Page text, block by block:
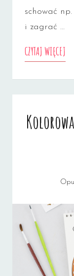
schować
i zagrać …
CZYTAJ WIĘCEJ